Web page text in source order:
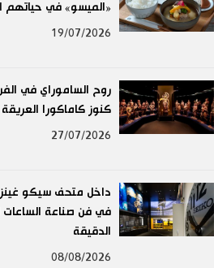
طوكيو
«الميسو» في حياتهم
19/07/2026
روح الساموراي في
كنوز كاماكورا العريقة
27/07/2026
داخل متحف سيكو
في فن صناعة الساعات
الدقيقة
08/08/2026